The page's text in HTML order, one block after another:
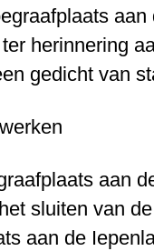
herinnering
gedicht van
aan
sluiten van
aan de